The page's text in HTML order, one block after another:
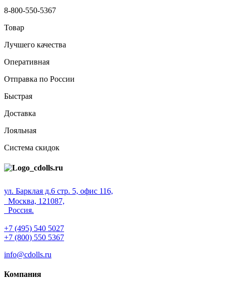
8-800-550-5367
Товар
Лучшего качества
Оперативная
Отправка по России
Быстрая
Доставка
Лояльная
Система скидок
ул. Барклая д.6 стр. 5, офис 116,
Москва, 121087,
Россия.
+7 (495) 540 5027
+7 (800) 550 5367
info@cdolls.ru
Компания